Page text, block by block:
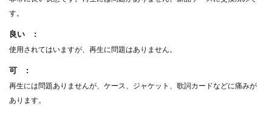
す。
良い
使用されてはいますが、再生に問題はありません。
可
再生には問題ありませんが、ケース、ジャケット、歌詞カードなどに痛みが
あります。